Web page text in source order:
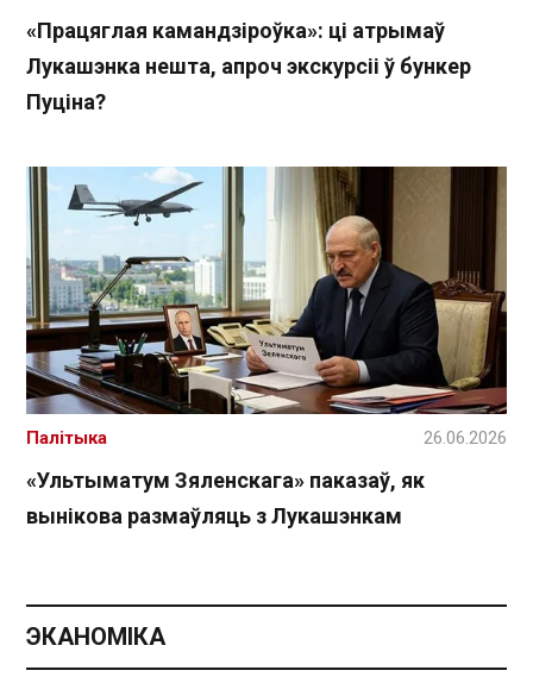
«Працяглая камандзіроўка»: ці атрымаў
Лукашэнка нешта, апроч экскурсіі ў бункер
Пуціна?
«Ультыматум Зяленскага» паказаў, як
вынікова размаўляць з Лукашэнкам
Палітыка 26.06.2026
ЭКАНОМІКА